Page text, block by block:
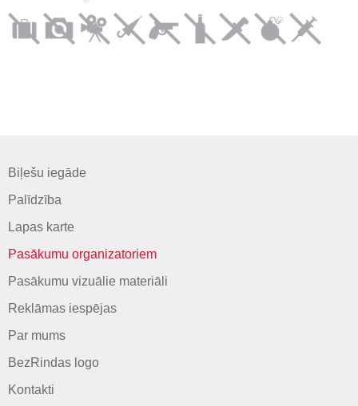
Biļešu iegāde
Palīdzība
Lapas karte
Pasākumu organizatoriem
Pasākumu vizuālie materiāli
Reklāmas iespējas
Par mums
BezRindas logo
Kontakti